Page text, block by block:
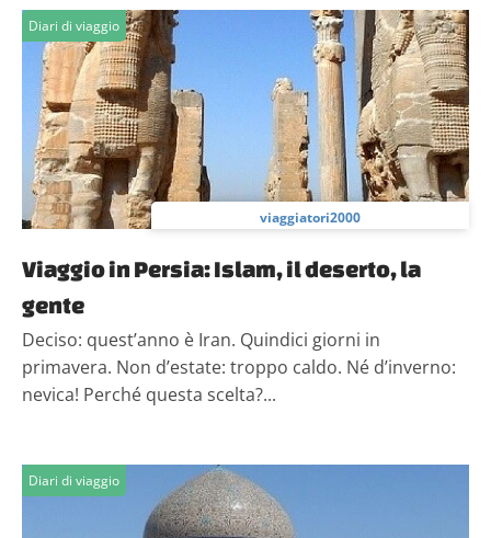
informazioni sul modo in cui utilizzi il nostro sito con i
nostri partner che si occupano di analisi dei dati web,
pubblicità e social media, i quali potrebbero combinarle
con altre informazioni che hai fornito loro o che hanno
raccolto dal tuo utilizzo dei loro servizi.
Diari di viaggio
viaggiatori2000
Viaggio in Persia: Islam, il deserto, la
gente
Deciso: quest’anno è Iran. Quindici giorni in
primavera. Non d’estate: troppo caldo. Né d’inverno:
nevica! Perché questa scelta?...
Diari di viaggio